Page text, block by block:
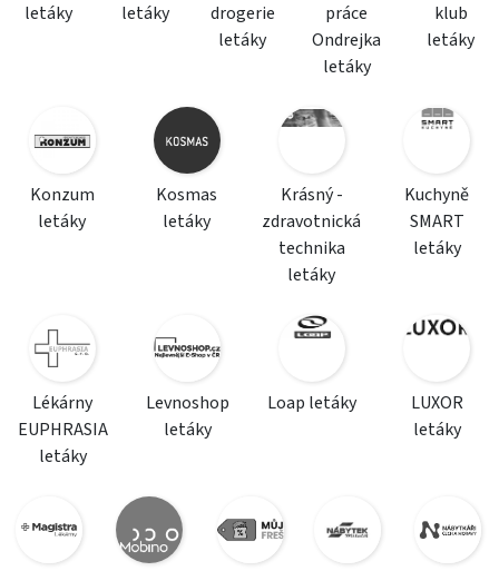
letáky
letáky
drogerie
letáky
práce
Ondrejka
letáky
klub
letáky
Konzum
letáky
Kosmas
letáky
Krásný -
zdravotnická
technika
letáky
Kuchyně
SMART
letáky
Lékárny
EUPHRASIA
letáky
Levnoshop
letáky
Loap letáky
LUXOR
letáky